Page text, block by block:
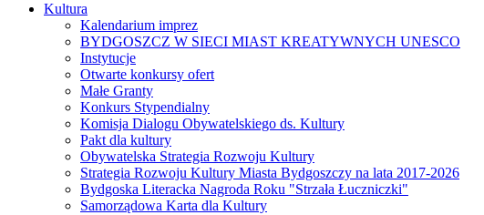
Kultura
Kalendarium imprez
BYDGOSZCZ W SIECI MIAST KREATYWNYCH UNESCO
Instytucje
Otwarte konkursy ofert
Małe Granty
Konkurs Stypendialny
Komisja Dialogu Obywatelskiego ds. Kultury
Pakt dla kultury
Obywatelska Strategia Rozwoju Kultury
Strategia Rozwoju Kultury Miasta Bydgoszczy na lata 2017-2026
Bydgoska Literacka Nagroda Roku "Strzała Łuczniczki"
Samorządowa Karta dla Kultury